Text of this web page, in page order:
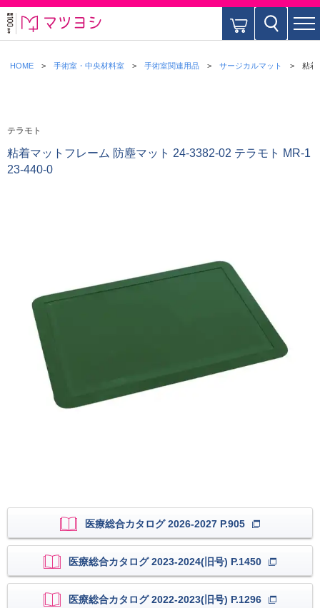
HOME 手術室・中央材料室 手術室関連用品 サージカルマット 粘着
テラモト
粘着マットフレーム 防塵マット 24-3382-02 テラモト MR-1
23-440-0
医療総合カタログ 2026-2027 P.905
医療総合カタログ 2023-2024(旧号) P.1450
医療総合カタログ 2022-2023(旧号) P.1296